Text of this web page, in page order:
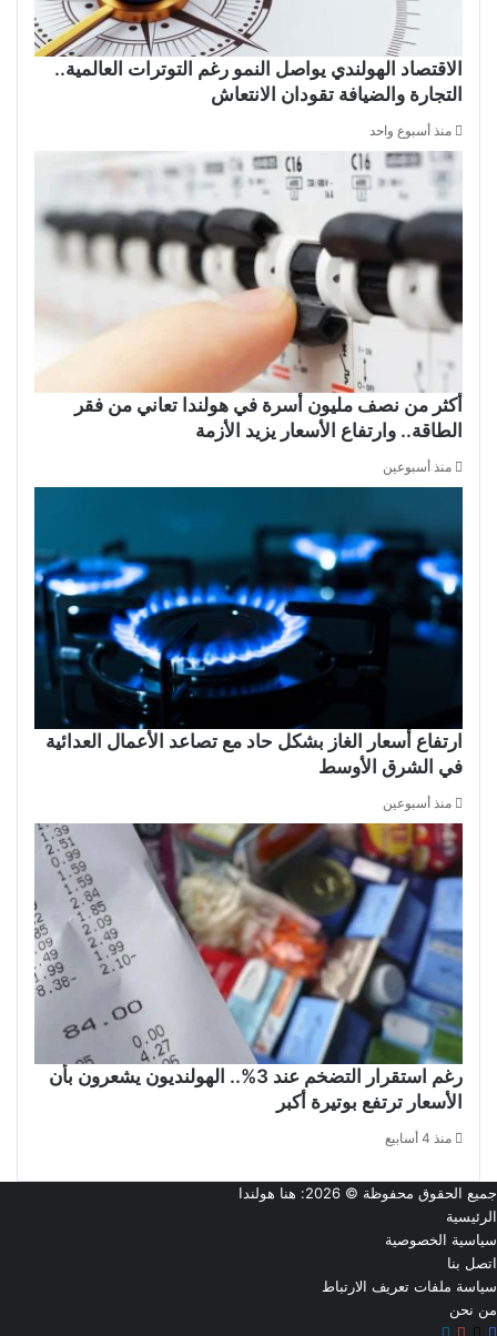
الاقتصاد الهولندي يواصل النمو رغم التوترات العالمية..
التجارة والضيافة تقودان الانتعاش
منذ أسبوع واحد
أكثر من نصف مليون أسرة في هولندا تعاني من فقر
الطاقة.. وارتفاع الأسعار يزيد الأزمة
منذ أسبوعين
ارتفاع أسعار الغاز بشكل حاد مع تصاعد الأعمال العدائية
في الشرق الأوسط
منذ أسبوعين
رغم استقرار التضخم عند 3%.. الهولنديون يشعرون بأن
الأسعار ترتفع بوتيرة أكبر
منذ 4 أسابيع
جميع الحقوق محفوظة © 2026:
هنا هولندا
الرئيسية
سياسية الخصوصية
اتصل بنا
سياسة ملفات تعريف الارتباط
من نحن